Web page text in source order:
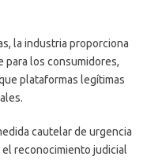
la industria proporciona
los consumidores,
plataformas legítimas
cautelar de urgencia
reconocimiento judicial